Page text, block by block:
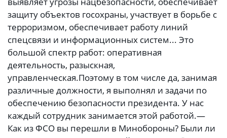
защиту объектов госохраны, участвует в борьбе с
терроризмом, обеспечивает работу линий
спецсвязи и информационных систем... Это
большой спектр работ: оперативная
деятельность, разыскная,
управленческая.Поэтому в том числе да, занимая
различные должности, я выполнял и задачи по
обеспечению безопасности президента. У нас
каждый сотрудник занимается этой работой.—
Как из ФСО вы перешли в Минобороны? Были ли